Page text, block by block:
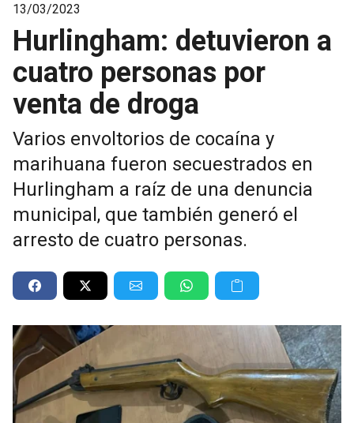
13/03/2023
Hurlingham: detuvieron a
cuatro personas por
venta de droga
Varios envoltorios de cocaína y
marihuana fueron secuestrados en
Hurlingham a raíz de una denuncia
municipal, que también generó el
arresto de cuatro personas.